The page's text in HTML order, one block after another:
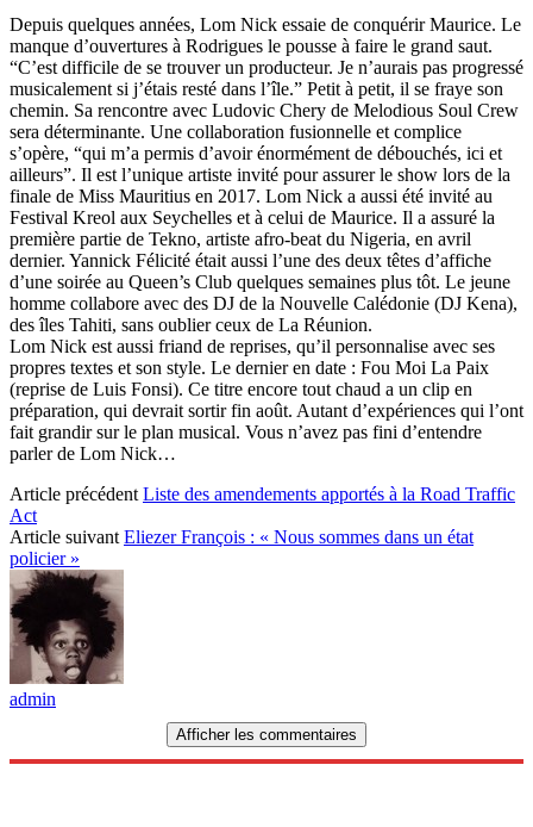
Depuis quelques années, Lom Nick essaie de conquérir Maurice. Le
manque d’ouvertures à Rodrigues le pousse à faire le grand saut.
“C’est difficile de se trouver un producteur. Je n’aurais pas progressé
musicalement si j’étais resté dans l’île.” Petit à petit, il se fraye son
chemin. Sa rencontre avec Ludovic Chery de Melodious Soul Crew
sera déterminante. Une collaboration fusionnelle et complice
s’opère, “qui m’a permis d’avoir énormément de débouchés, ici et
ailleurs”. Il est l’unique artiste invité pour assurer le show lors de la
finale de Miss Mauritius en 2017. Lom Nick a aussi été invité au
Festival Kreol aux Seychelles et à celui de Maurice. Il a assuré la
première partie de Tekno, artiste afro-beat du Nigeria, en avril
dernier. Yannick Félicité était aussi l’une des deux têtes d’affiche
d’une soirée au Queen’s Club quelques semaines plus tôt. Le jeune
homme collabore avec des DJ de la Nouvelle Calédonie (DJ Kena),
des îles Tahiti, sans oublier ceux de La Réunion.
Lom Nick est aussi friand de reprises, qu’il personnalise avec ses
propres textes et son style. Le dernier en date : Fou Moi La Paix
(reprise de Luis Fonsi). Ce titre encore tout chaud a un clip en
préparation, qui devrait sortir fin août. Autant d’expériences qui l’ont
fait grandir sur le plan musical. Vous n’avez pas fini d’entendre
parler de Lom Nick…
Article précédent Liste des amendements apportés à la Road Traffic
Act
Article suivant Eliezer François : « Nous sommes dans un état
policier »
admin
Afficher les commentaires